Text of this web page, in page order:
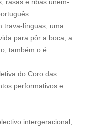
trava-línguas, uma
para pôr a boca, a
também o é.
do Coro das
performativos e
intergeracional,